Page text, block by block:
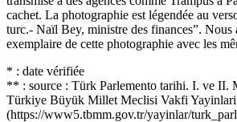
cachet. La photographie est légendée au
turc.- Naïl Bey, ministre des finances”. Nous
exemplaire de cette photographie avec les
* : date vérifiée
** : source : Türk Parlemento tarihi. I. ve II.
Türkiye Büyük Millet Meclisi Vakfi Yayinlari
(https://www5.tbmm.gov.tr/yayinlar/